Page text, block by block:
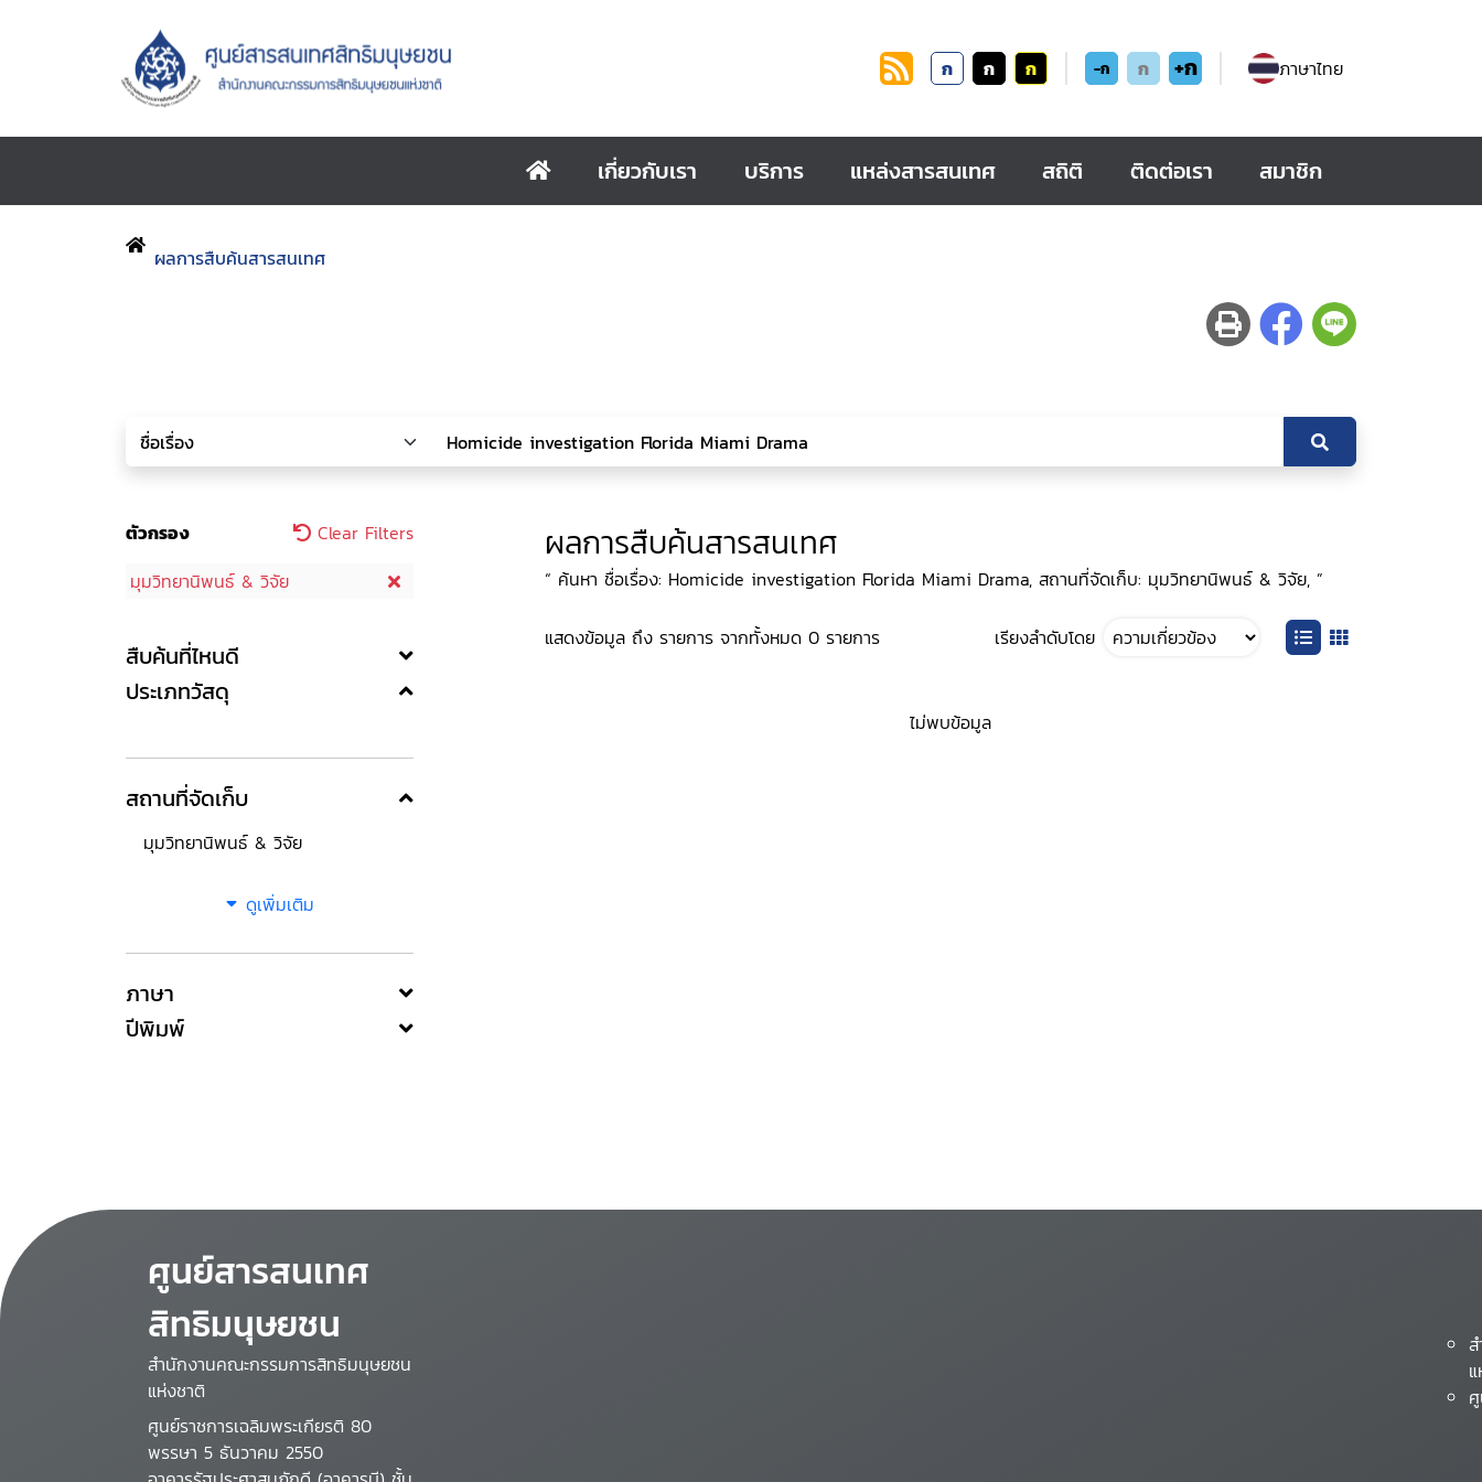
ก ก ก -ก ก +ก ภาษาไทย
เกี่ยวกับเรา บริการ แหล่งสารสนเทศ สถิติ ติดต่อเรา สมาชิก
ผลการสืบค้นสารสนเทศ
ตัวกรอง
Clear Filters
มุมวิทยานิพนธ์ & วิจัย
สืบค้นที่ไหนดี
ประเภทวัสดุ
สถานที่จัดเก็บ
มุมวิทยานิพนธ์ & วิจัย
ดูเพิ่มเติม
ภาษา
ปีพิมพ์
ผลการสืบค้นสารสนเทศ
“ ค้นหา ชื่อเรื่อง: Homicide investigation Florida Miami Drama, สถานที่จัดเก็บ: มุมวิทยานิพนธ์ & วิจัย, ”
แสดงข้อมูล ถึง รายการ จากทั้งหมด 0 รายการ เรียงลำดับโดย
ไม่พบข้อมูล
ศูนย์สารสนเทศ
สิทธิมนุษยชน
สำนักงานคณะกรรมการสิทธิมนุษยชน
แห่งชาติ
ศูนย์ราชการเฉลิมพระเกียรติ 80
พรรษา 5 ธันวาคม 2550